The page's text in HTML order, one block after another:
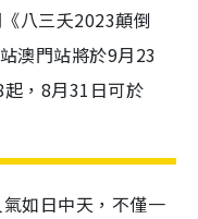
八三夭2023顛倒
澳門站將於9月23
，8月31日可於
如日中天，不僅一